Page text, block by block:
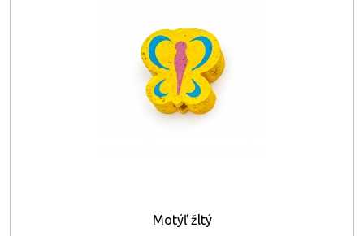
Motýľ žltý